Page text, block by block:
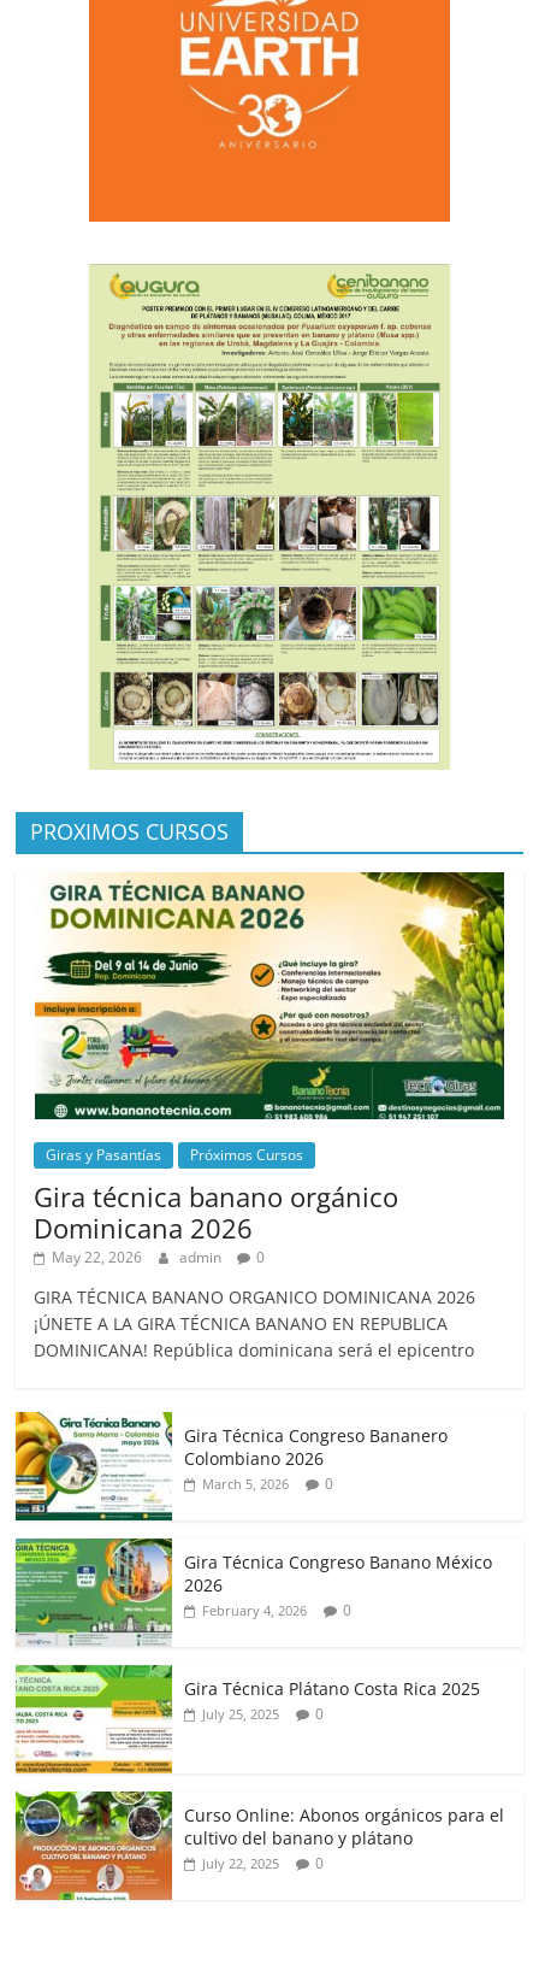
PROXIMOS CURSOS
Giras y Pasantías Próximos Cursos
Gira técnica banano orgánico
Dominicana 2026
May 22, 2026 admin 0
GIRA TÉCNICA BANANO ORGANICO DOMINICANA 2026
¡ÚNETE A LA GIRA TÉCNICA BANANO EN REPUBLICA
DOMINICANA! República dominicana será el epicentro
Gira Técnica Congreso Bananero
Colombiano 2026
March 5, 2026 0
Gira Técnica Congreso Banano México
2026
February 4, 2026 0
Gira Técnica Plátano Costa Rica 2025
July 25, 2025 0
Curso Online: Abonos orgánicos para el
cultivo del banano y plátano
July 22, 2025 0